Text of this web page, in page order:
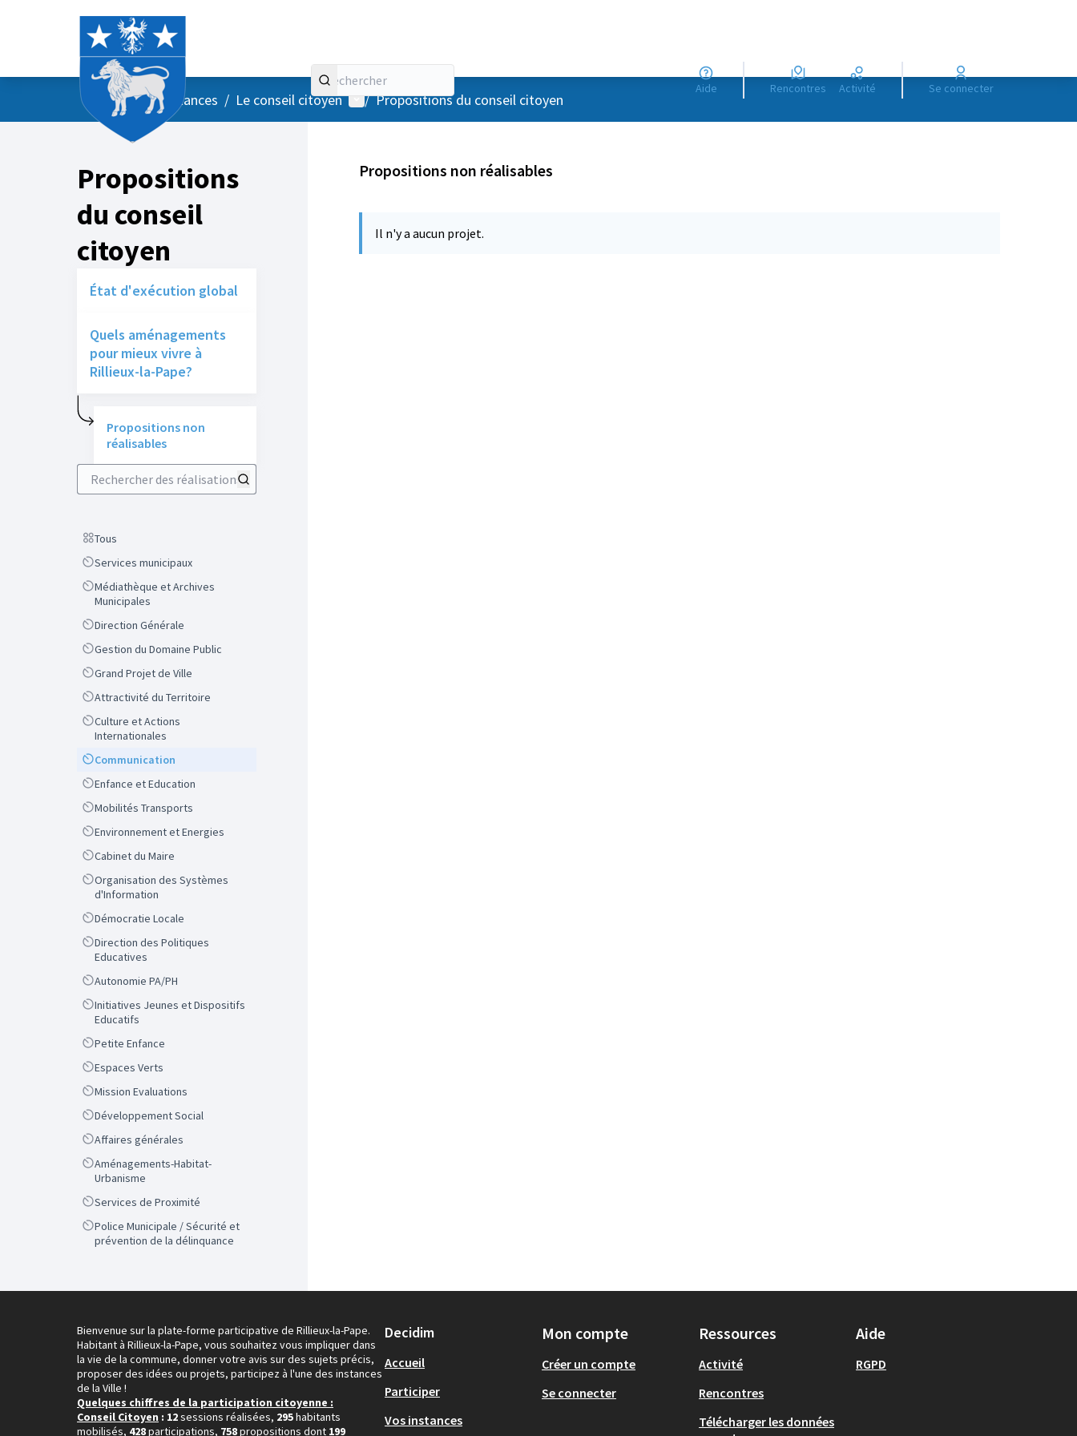
Aide Rencontres Activité Se connecter
AccueilMenu principal
/ Vos instances / Le conseil citoyen Menu utilisateur
/ Propositions du conseil citoyen
Propositions
du conseil
citoyen
État d'exécution global
Quels aménagements
pour mieux vivre à
Rillieux-la-Pape?
Propositions non
réalisables
Rechercher des réalisations
Scope
Tous
ScopeServices municipaux
Scope
Médiathèque et Archives
Municipales
ScopeDirection Générale
ScopeGestion du Domaine Public
ScopeGrand Projet de Ville
ScopeAttractivité du Territoire
Scope
Culture et Actions
Internationales
ScopeCommunication
ScopeEnfance et Education
ScopeMobilités Transports
ScopeEnvironnement et Energies
ScopeCabinet du Maire
Scope
Organisation des Systèmes
d'Information
ScopeDémocratie Locale
Scope
Direction des Politiques
Educatives
ScopeAutonomie PA/PH
Scope
Initiatives Jeunes et Dispositifs
Educatifs
ScopePetite Enfance
ScopeEspaces Verts
ScopeMission Evaluations
ScopeDéveloppement Social
ScopeAffaires générales
Scope
Aménagements-Habitat-
Urbanisme
ScopeServices de Proximité
Scope
Police Municipale / Sécurité et
prévention de la délinquance
Propositions non réalisables
Il n'y a aucun projet.
Bienvenue sur la plate-forme participative de Rillieux-la-Pape.
Habitant à Rillieux-la-Pape, vous souhaitez vous impliquer dans
la vie de la commune, donner votre avis sur des sujets précis,
proposer des idées ou projets, participez à l'une des instances
de la Ville !
Quelques chiffres de la participation citoyenne :
Conseil Citoyen : 12sessions réalisées, 295habitants
mobilisés, 428participations, 758propositions dont 199
Decidim
Accueil
Participer
Vos instances
Mon compte
Créer un compte
Se connecter
Ressources
Activité
Rencontres
Télécharger les données
Aide
RGPD